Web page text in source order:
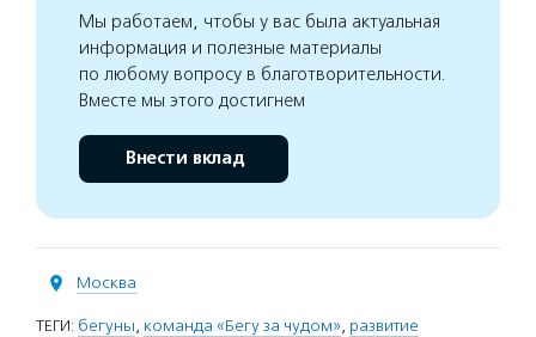
Мы работаем, чтобы у вас была актуальная
информация и полезные материалы
по любому вопросу в благотворительности.
Вместе мы этого достигнем
Внести вклад
Москва
ТЕГИ: бегуны, команда «Бегу за чудом», развитие